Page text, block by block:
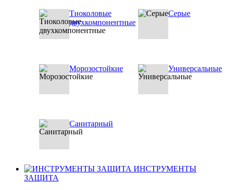
Тиоколовые
двухкомпонентные
Серые
Морозостойкие Универсальные
Санитарный
ИНСТРУМЕНТЫ
ЗАЩИТА